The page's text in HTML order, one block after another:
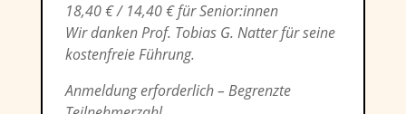
18,40 € / 14,40 € für Senior:innen
Wir danken Prof. Tobias G. Natter für seine
kostenfreie Führung.
Anmeldung erforderlich – Begrenzte